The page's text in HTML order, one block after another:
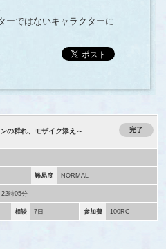
ーではないキャラクターに
の群れ、モザイク添え～ 完了
難易度 NORMAL
22時05分
相談 7日 参加費 100RC